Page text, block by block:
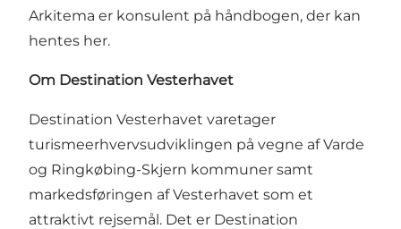
Arkitema er konsulent på håndbogen, der kan
hentes her.
Om Destination Vesterhavet
Destination Vesterhavet varetager
turismeerhvervsudviklingen på vegne af Varde
og Ringkøbing-Skjern kommuner samt
markedsføringen af Vesterhavet som et
attraktivt rejsemål. Det er Destination